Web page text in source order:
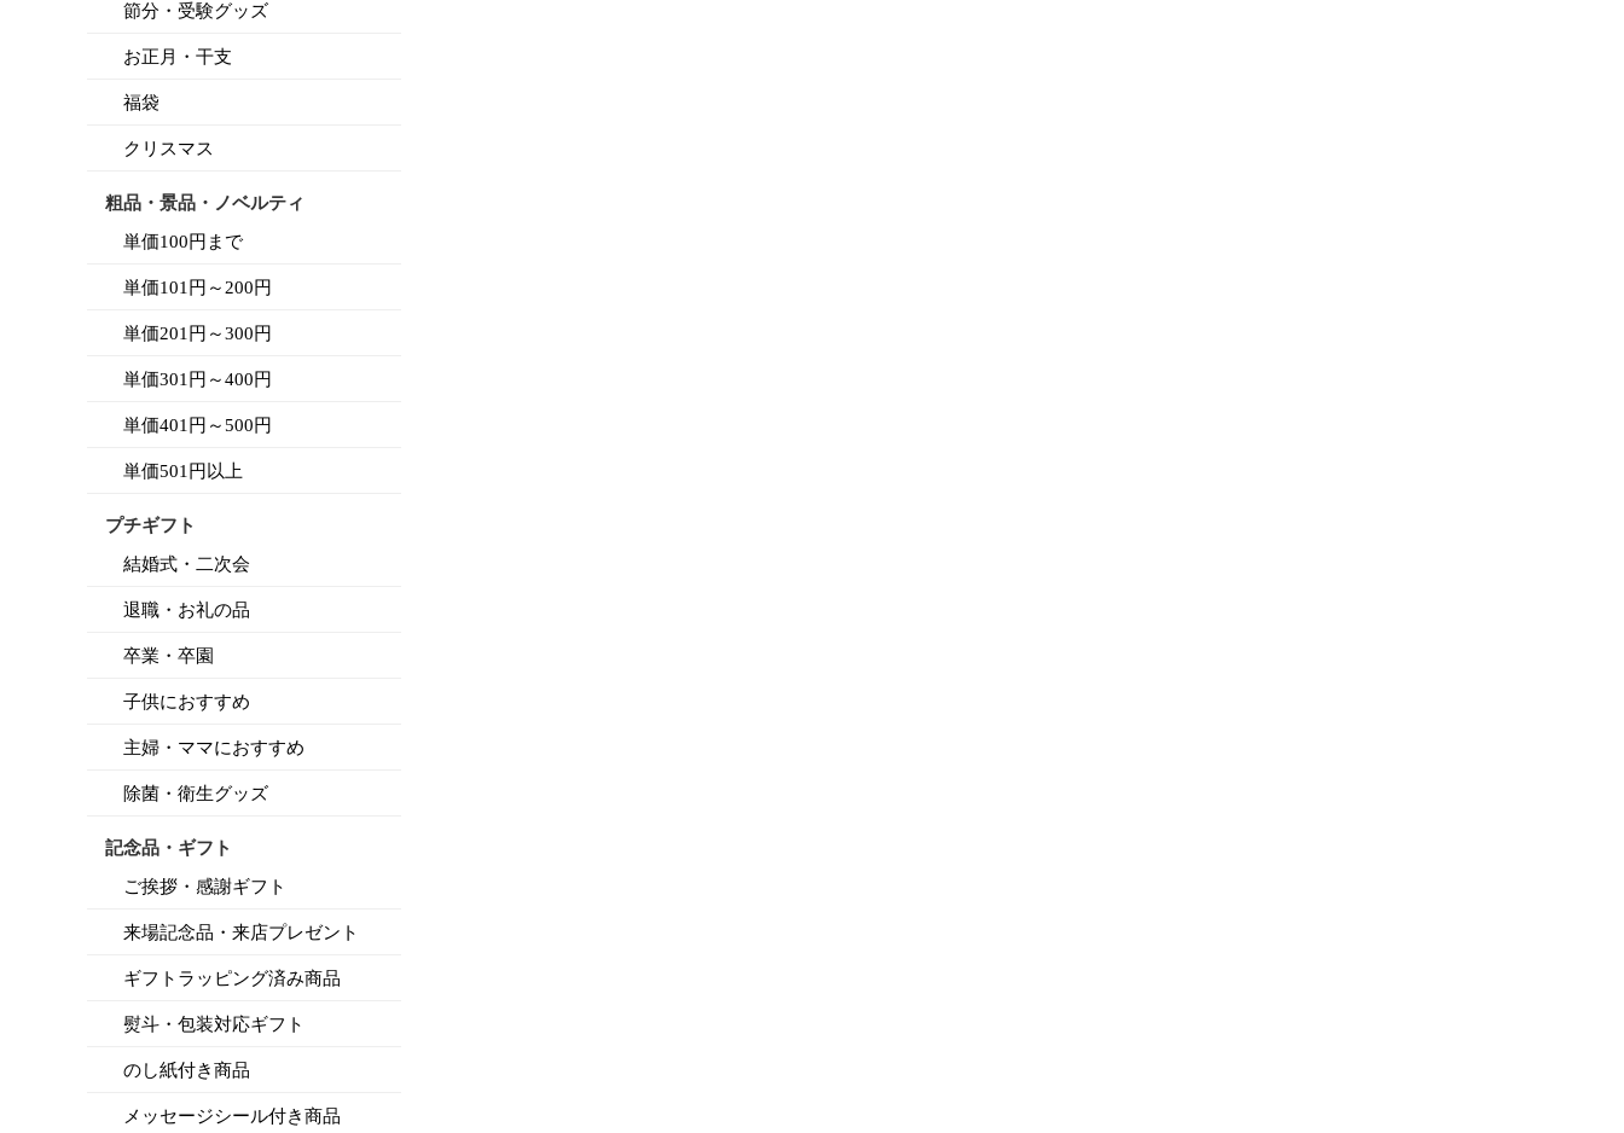
節分・受験グッズ
お正月・干支
福袋
クリスマス
粗品・景品・ノベルティ
単価100円まで
単価101円～200円
単価201円～300円
単価301円～400円
単価401円～500円
単価501円以上
プチギフト
結婚式・二次会
退職・お礼の品
卒業・卒園
子供におすすめ
主婦・ママにおすすめ
除菌・衛生グッズ
記念品・ギフト
ご挨拶・感謝ギフト
来場記念品・来店プレゼント
ギフトラッピング済み商品
熨斗・包装対応ギフト
のし紙付き商品
メッセージシール付き商品